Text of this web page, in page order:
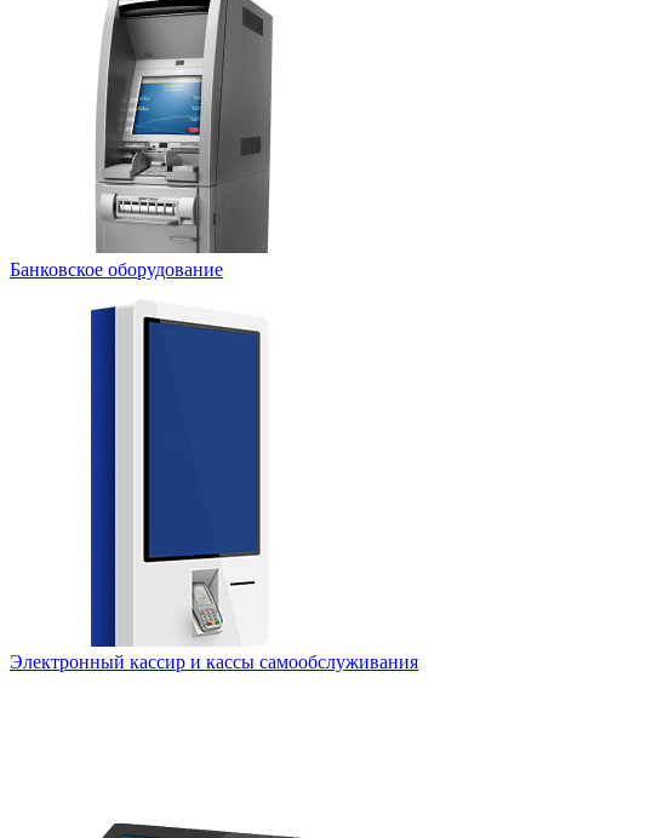
Банковское оборудование
Электронный кассир и кассы самообслуживания